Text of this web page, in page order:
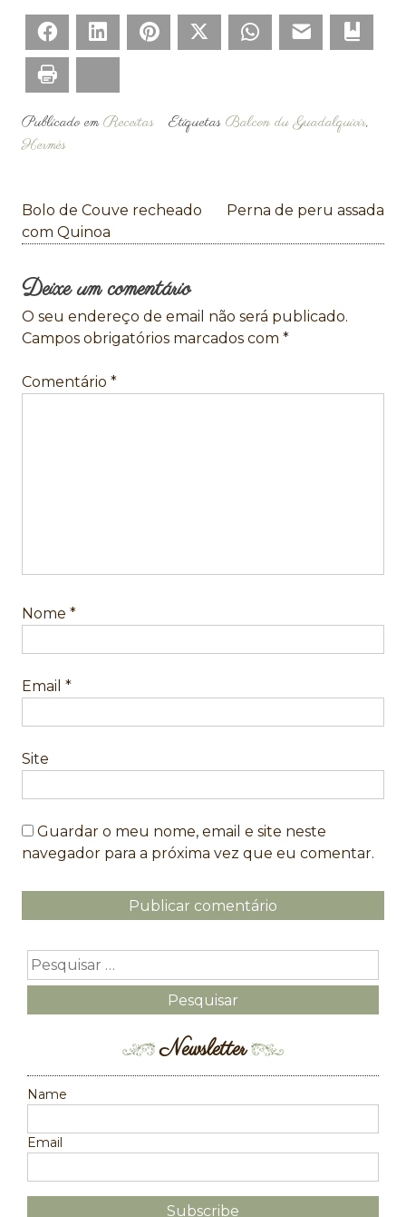
Facebook LinkedIn Pinterest Twitter WhatsApp
Publicado emReceitas Etiquetas Balcon du Guadalquivir,
Hermès
Navegação
de
artigos
Bolo de Couve recheado
com Quinoa
Perna de peru assada
Deixe um comentário
O seu endereço de email não será publicado.
Campos obrigatórios marcados com *
Comentário *
Nome *
Email *
Site
Guardar o meu nome, email e site neste
navegador para a próxima vez que eu comentar.
Newsletter
Name
Email